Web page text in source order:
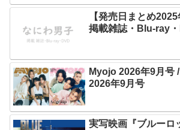
【発売日まとめ
掲載雑誌・Blu-ray
Myojo 2026年9月号
2026年9月号
実写映画『ブルーロ